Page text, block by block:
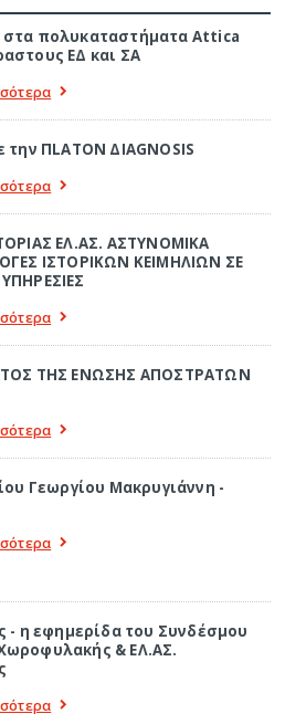
πολυκαταστήματα Attica
ΕΔ και ΣΑ
την ΠLATON ΔIAGNOSIS
ΕΛ.ΑΣ. ΑΣΤΥΝΟΜΙΚΑ
ΙΣΤΟΡΙΚΩΝ ΚΕΙΜΗΛΙΩΝ ΣΕ
ΤΗΣ ΕΝΩΣΗΣ ΑΠΟΣΤΡΑΤΩΝ
Γεωργίου Μακρυγιάννη -
- η εφημερίδα του Συνδέσμου
& ΕΛ.ΑΣ.